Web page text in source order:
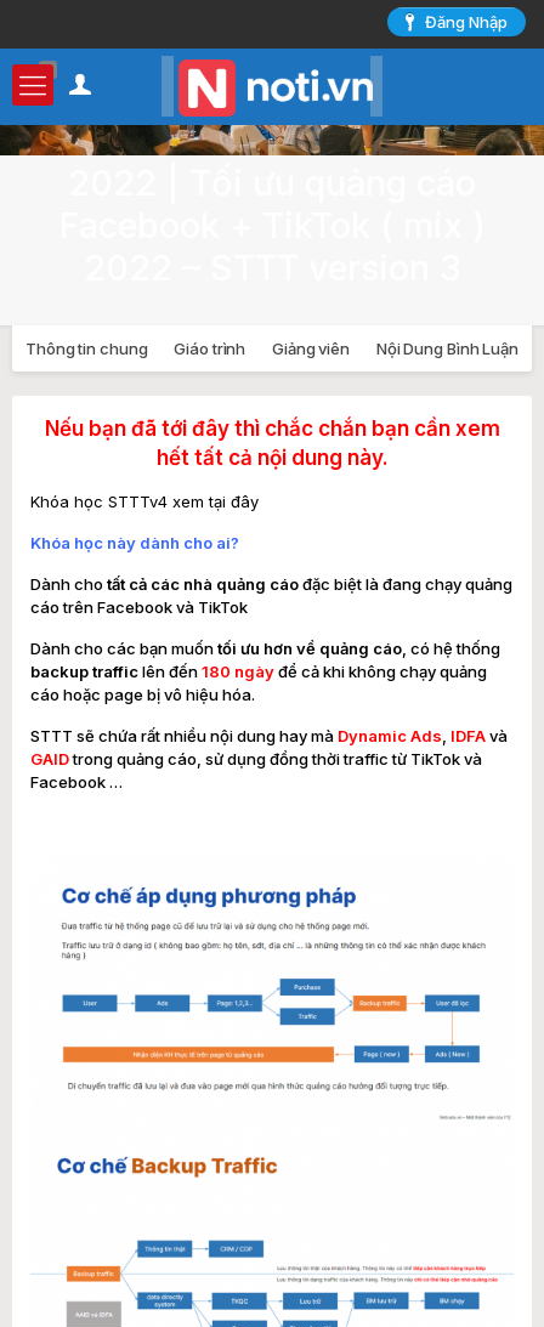
Đăng Nhập
0
Thông tin chung Giáo trình Giảng viên Nội Dung Bình Luận
Nếu bạn đã tới đây thì chắc chắn bạn cần xem
hết tất cả nội dung này.
Khóa học STTTv4 xemtại đây
Khóa học này dành cho ai?
Dành cho tất cả các nhà quảng cáođặc biệt là đang chạy quảng
cáo trên Facebook và TikTok
Dành cho các bạn muốntối ưu hơn về quảng cáo , có hệ thống
backup trafficlên đến180 ngàyđể cả khi không chạy quảng
cáo hoặc page bị vô hiệu hóa.
STTT sẽ chứa rất nhiều nội dung hay mà Dynamic Ads IDFAvà
GAIDtrong quảng cáo, sử dụng đồng thời traffic từ TikTok và
Facebook …